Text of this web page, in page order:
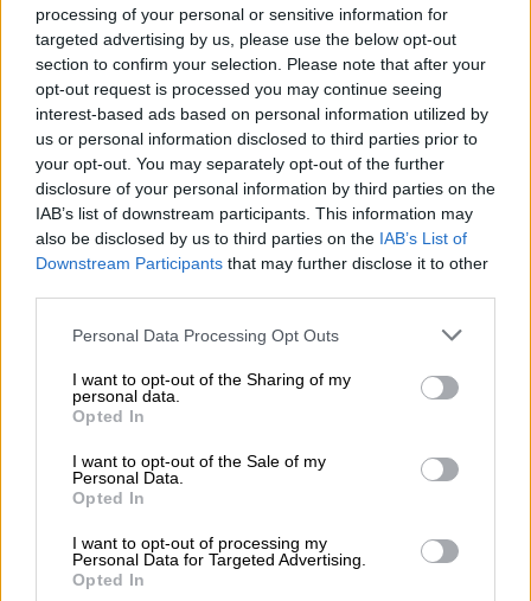
processing of your personal or sensitive information for
targeted advertising by us, please use the below opt-out
section to confirm your selection. Please note that after your
opt-out request is processed you may continue seeing
interest-based ads based on personal information utilized by
us or personal information disclosed to third parties prior to
your opt-out. You may separately opt-out of the further
disclosure of your personal information by third parties on the
IAB’s list of downstream participants. This information may
also be disclosed by us to third parties on the IAB’s List of
Downstream Participants that may further disclose it to other
Please note that this website/app uses one or more Google
not limited to your visit or usage behaviour. You may click to
grant or deny consent to Google and its third-party tags to
use your data for below specified purposes in below Google
consent section.
Personal Data Processing Opt Outs
I want to opt-out of the Sharing of my
personal data.
Opted In
I want to opt-out of the Sale of my
Personal Data.
Opted In
I want to opt-out of processing my
Personal Data for Targeted Advertising.
Opted In
View this post on Instagram
Η καθηγήτρια του Parsons, Χίθα Χέρτζογκ,
σχολίασε στη The Post: «Είναι ο τρόπος της
Μάρθα Στιούαρτ να πει: “Θα δείξω το μεσαίο
δάχτυλο στη γήρανση και σε ό,τι πιστεύετε
όλοι για το ποια είμαι.
σχεδόν τα πάντα και να παραμείνω ακμαία
Η νέα καμπάνια